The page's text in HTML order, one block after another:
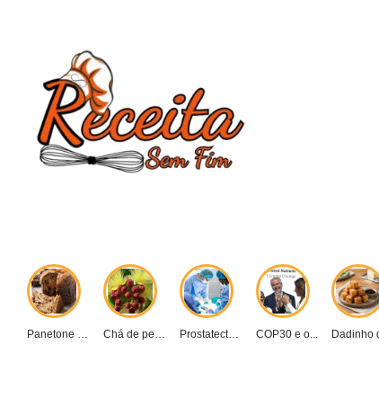
Panetone caseiro vs.... Chá de pequi:... Prostatectomia: Guia completo... COP30 e o...